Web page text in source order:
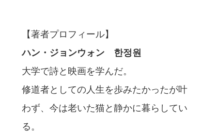
【著者プロフィール】
ハン・ジョンウォン 한정원
大学で詩と映画を学んだ。
修道者としての人生を歩みたかったが叶
わず、今は老いた猫と静かに暮らしてい
る。